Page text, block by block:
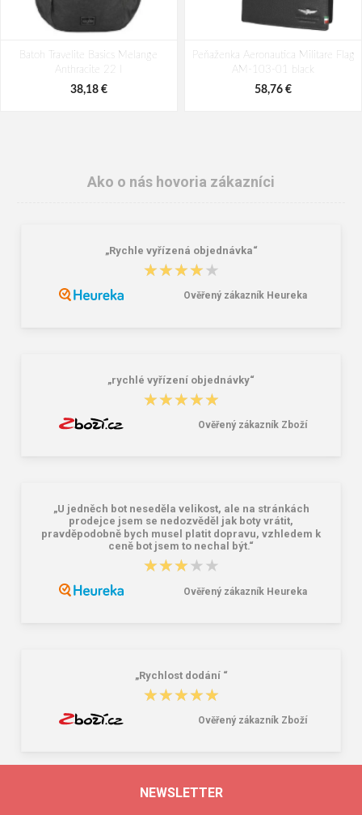
Batoh Travelite Basics Melange
Anthracite 22 l
38,18 €
Peňaženka Aeronautica Militare Flag
AM-103-01 black
58,76 €
Ako o nás hovoria zákazníci
„Rychle vyřízená objednávka“
★★★★★
★★★★★
Ověřený zákazník Heureka
„rychlé vyřízení objednávky“
★★★★★
★★★★★
Ověřený zákazník Zboží
„U jedněch bot neseděla velikost, ale na stránkách
prodejce jsem se nedozvěděl jak boty vrátit,
pravděpodobně bych musel platit dopravu, vzhledem k
ceně bot jsem to nechal být.“
★★★★★
★★★★★
Ověřený zákazník Heureka
„Rychlost dodání “
★★★★★
★★★★★
Ověřený zákazník Zboží
NEWSLETTER